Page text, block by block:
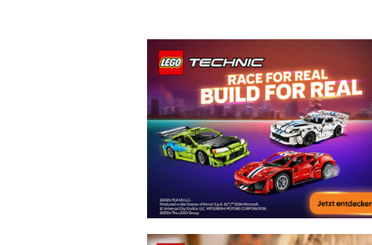
Zu den Aktionsartikeln von LEGO®
Zu den Aktionsartikeln von LEGO® E-